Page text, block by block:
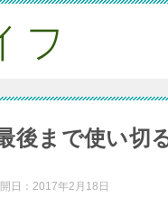
後まで使い切
日： 2017年2月18日